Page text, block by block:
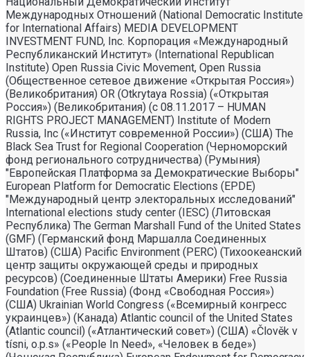
Международных Отношений (National Democratic Institute
for International Affairs) MEDIA DEVELOPMENT
INVESTMENT FUND, Inc. Корпорация «Международный
Республиканский Институт» (International Republican
Institute) Open Russia Civic Movement, Open Russia
(Общественное сетевое движение «Открытая Россия»)
(Великобритания) OR (Otkrytaya Rossia) («Открытая
Россия») (Великобритания) (с 08.11.2017 – HUMAN
RIGHTS PROJECT MANAGEMENT) Institute of Modern
Russia, Inc («Институт современной России») (США) The
Black Sea Trust for Regional Cooperation (Черноморский
фонд регионального сотрудничества) (Румыния)
"Европейская Платформа за Демократические Выборы"
European Platform for Democratic Elections (EPDE)
"Международный центр электоральных исследований"
International elections study center (IESC) (Литовская
Республика) The German Marshall Fund of the United States
(GMF) (Германский фонд Маршалла Соединенных
Штатов) (США) Pacific Environment (PERC) (Тихоокеанский
центр защиты окружающей среды и природных
ресурсов) (Соединенные Штаты Америки) Free Russia
Foundation (Free Russia) (Фонд «Свободная Россия»)
(США) Ukrainian World Congress («Всемирный конгресс
украинцев») (Канада) Atlantic council of the United States
(Atlantic council) («Атлантический совет») (США) «Člověk v
tísni, o.p.s» («People In Need», «Человек в беде»)